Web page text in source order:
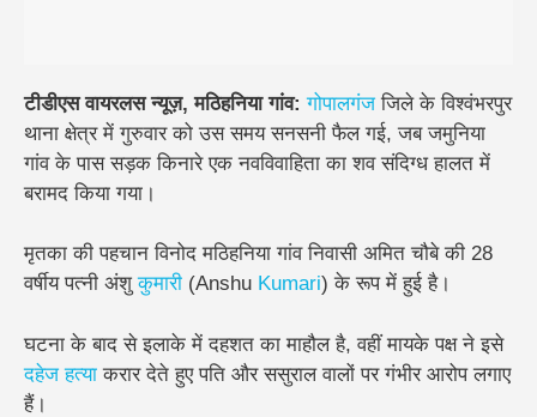
टीडीएस वायरलस न्यूज़, मठिहनिया गांव: गोपालगंजजिले के विश्वंभरपुर
थाना क्षेत्र में गुरुवार को उस समय सनसनी फैल गई, जब जमुनिया
गांव के पास सड़क किनारे एक नवविवाहिता का शव संदिग्ध हालत में
बरामद किया गया।
मृतका की पहचान विनोद मठिहनिया गांव निवासी अमित चौबे की 28
वर्षीय पत्नी अंशुकुमारी (Anshu Kumari) के रूप में हुई है।
घटना के बाद से इलाके में दहशत का माहौल है, वहीं मायके पक्ष ने इसे
दहेज हत्या करार देते हुए पति और ससुराल वालों पर गंभीर आरोप लगाए
हैं।